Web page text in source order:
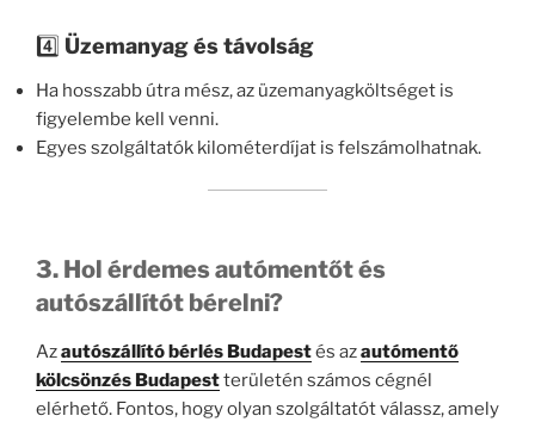
4️⃣ Üzemanyag és távolság
Ha hosszabb útra mész, az üzemanyagköltséget is
figyelembe kell venni.
Egyes szolgáltatók kilométerdíjat is felszámolhatnak.
3. Hol érdemes autómentőt és
autószállítót bérelni?
Azautószállító bérlés Budapestés azautómentő
kölcsönzés Budapestterületén számos cégnél
elérhető. Fontos, hogy olyan szolgáltatót válassz, amely